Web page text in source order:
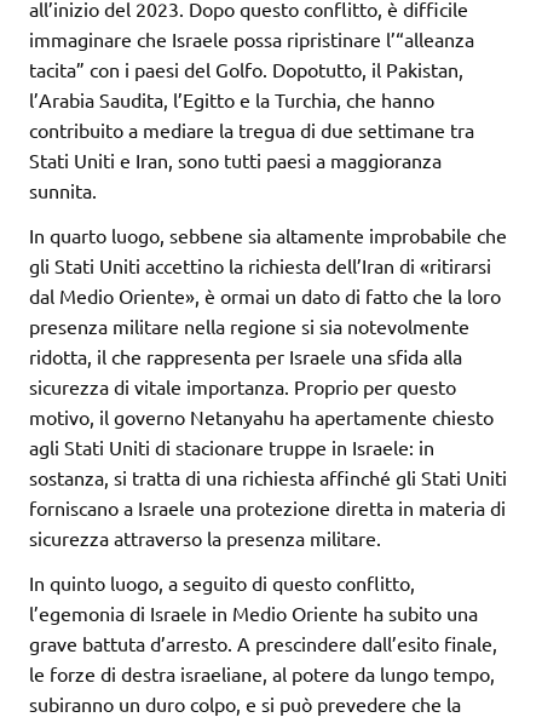
all’inizio del 2023. Dopo questo conflitto, è difficile
immaginare che Israele possa ripristinare l’“alleanza
tacita” con i paesi del Golfo. Dopotutto, il Pakistan,
l’Arabia Saudita, l’Egitto e la Turchia, che hanno
contribuito a mediare la tregua di due settimane tra
Stati Uniti e Iran, sono tutti paesi a maggioranza
sunnita.
In quarto luogo, sebbene sia altamente improbabile che
gli Stati Uniti accettino la richiesta dell’Iran di «ritirarsi
dal Medio Oriente», è ormai un dato di fatto che la loro
presenza militare nella regione si sia notevolmente
ridotta, il che rappresenta per Israele una sfida alla
sicurezza di vitale importanza. Proprio per questo
motivo, il governo Netanyahu ha apertamente chiesto
agli Stati Uniti di stacionare truppe in Israele: in
sostanza, si tratta di una richiesta affinché gli Stati Uniti
forniscano a Israele una protezione diretta in materia di
sicurezza attraverso la presenza militare.
In quinto luogo, a seguito di questo conflitto,
l’egemonia di Israele in Medio Oriente ha subito una
grave battuta d’arresto. A prescindere dall’esito finale,
le forze di destra israeliane, al potere da lungo tempo,
subiranno un duro colpo, e si può prevedere che la